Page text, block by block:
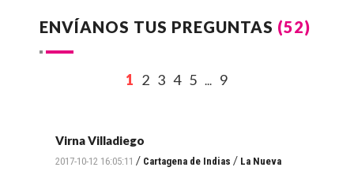
ENVÍANOS TUS PREGUNTAS (52)
1 2 3 4 5 ... 9
Virna Villadiego
2017-10-12 16:05:11 / Cartagena de Indias / La Nueva